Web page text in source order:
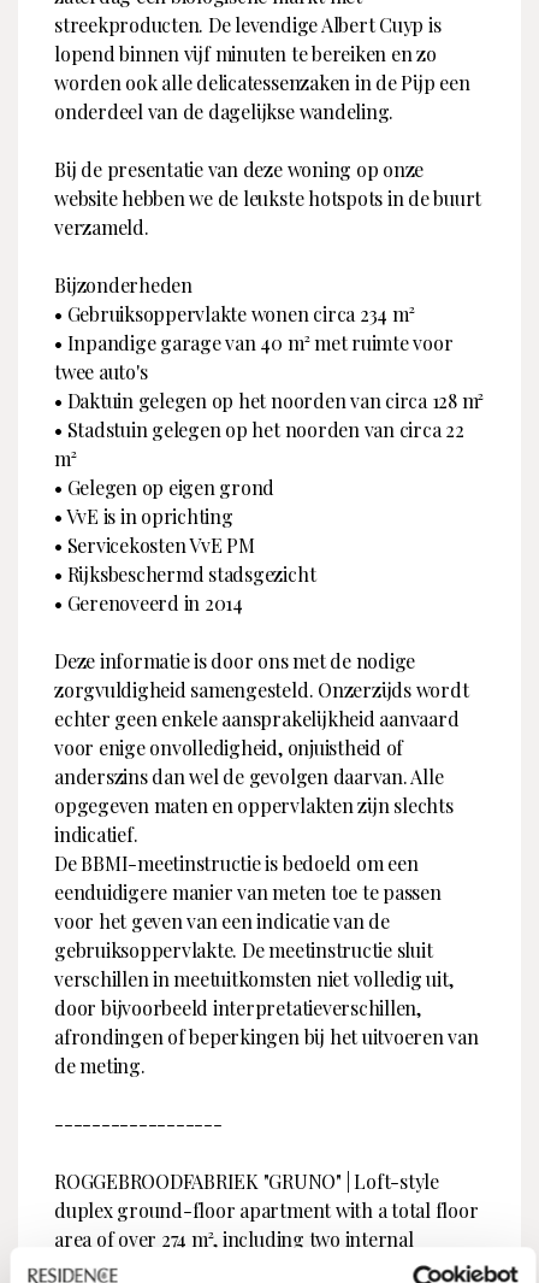
streekproducten. De levendige Albert Cuyp is
lopend binnen vijf minuten te bereiken en zo
worden ook alle delicatessenzaken in de Pijp een
onderdeel van de dagelijkse wandeling.
Bij de presentatie van deze woning op onze
website hebben we de leukste hotspots in de buurt
verzameld.
Bijzonderheden
• Gebruiksoppervlakte wonen circa 234 m²
• Inpandige garage van 40 m² met ruimte voor
twee auto's
• Daktuin gelegen op het noorden van circa 128 m²
• Stadstuin gelegen op het noorden van circa 22
m²
• Gelegen op eigen grond
• VvE is in oprichting
• Servicekosten VvE PM
• Rijksbeschermd stadsgezicht
• Gerenoveerd in 2014
Deze informatie is door ons met de nodige
zorgvuldigheid samengesteld. Onzerzijds wordt
echter geen enkele aansprakelijkheid aanvaard
voor enige onvolledigheid, onjuistheid of
anderszins dan wel de gevolgen daarvan. Alle
opgegeven maten en oppervlakten zijn slechts
indicatief.
De BBMI-meetinstructie is bedoeld om een
eenduidigere manier van meten toe te passen
voor het geven van een indicatie van de
gebruiksoppervlakte. De meetinstructie sluit
verschillen in meetuitkomsten niet volledig uit,
door bijvoorbeeld interpretatieverschillen,
afrondingen of beperkingen bij het uitvoeren van
de meting.
------------------
ROGGEBROODFABRIEK "GRUNO" | Loft-style
duplex ground-floor apartment with a total floor
area of over 274 m², including two internal
parking spaces, located in the elegant city centre.